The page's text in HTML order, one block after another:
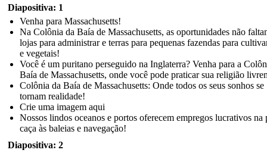
Diapositiva: 1
Venha para Massachusetts!
Na Colônia da Baía de Massachusetts, as oportunidades não
lojas para administrar e terras para pequenas fazendas para
e vegetais!
Você é um puritano perseguido na Inglaterra? Venha para a
Baía de Massachusetts, onde você pode praticar sua religião
Colônia da Baía de Massachusetts: Onde todos os seus sonhos se
tornam realidade!
Crie uma imagem aqui
Nossos lindos oceanos e portos oferecem empregos lucrativos na
caça às baleias e navegação!
Diapositiva: 2